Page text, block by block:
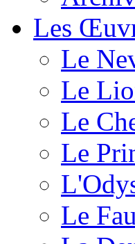
Les
Le
Le
Le
Le
Le